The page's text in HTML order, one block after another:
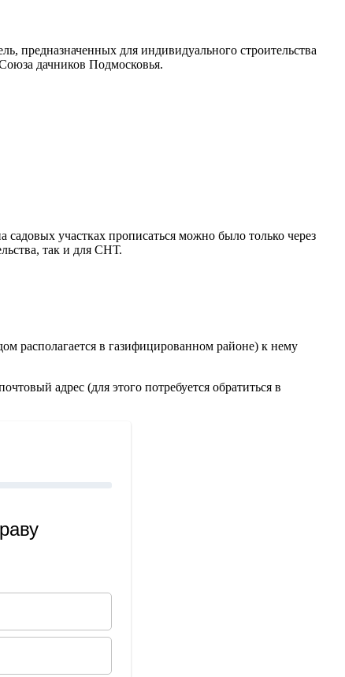
предназначенных для индивидуального строительства
дачников Подмосковья.
садовых участках прописаться можно было только через
так и для СНТ.
располагается в газифицированном районе) к нему
адрес (для этого потребуется обратиться в